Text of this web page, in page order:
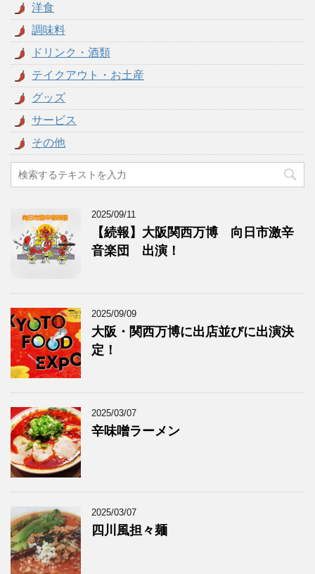
洋食
調味料
ドリンク・酒類
テイクアウト・お土産
グッズ
サービス
その他
2025/09/11
【続報】大阪関西万博 向日市激辛
音楽団 出演！
2025/09/09
大阪・関西万博に出店並びに出演決
定！
2025/03/07
辛味噌ラーメン
2025/03/07
四川風担々麺